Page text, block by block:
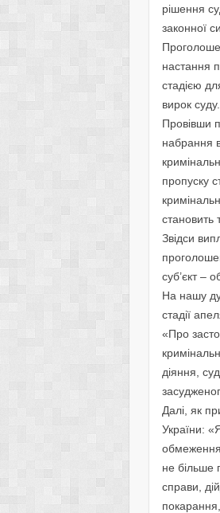
рішення
законної
настання
стадією
вирок суду.
Провівши
набрання
пропуску
становить
Звідси
суб’єкт –
На нашу
стадії
«Про
діяння,
Далі, як
України:
обмеження
не більше
справи,